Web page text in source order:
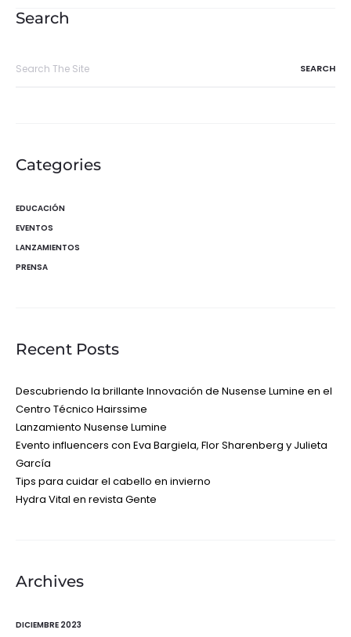
entradas
Search
Categories
EDUCACIÓN
EVENTOS
LANZAMIENTOS
PRENSA
Recent Posts
Descubriendo la brillante Innovación de Nusense Lumine en el
Centro Técnico Hairssime
Lanzamiento Nusense Lumine
Evento influencers con Eva Bargiela, Flor Sharenberg y Julieta
García
Tips para cuidar el cabello en invierno
Hydra Vital en revista Gente
Archives
DICIEMBRE 2023